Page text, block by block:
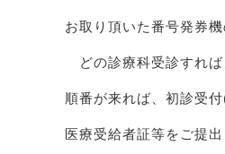
お取り頂いた番号発券
どの診療科受診すれば
順番が来れば、初診受
医療受給者証等をご提出